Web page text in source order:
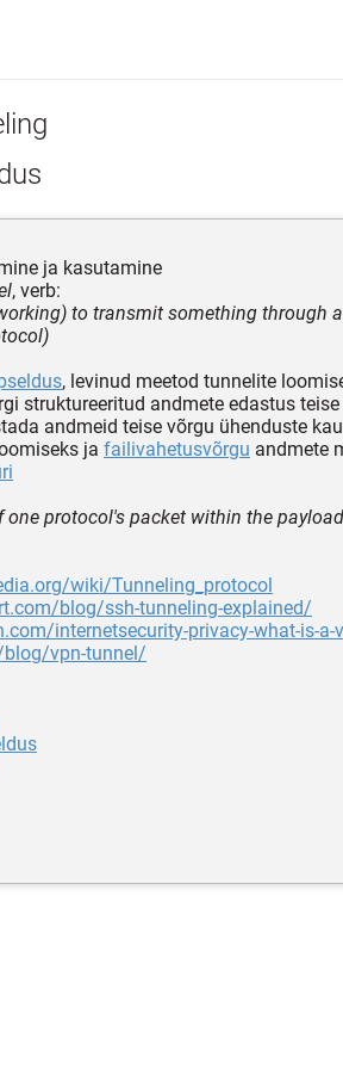
ja kasutamine
, verb:
to transmit something through
, levinud meetod tunnelite
struktureeritud andmete edastus
andmeid teise võrgu ühenduste
ja failivahetusvõrgu andmete
protocol's packet within the
wiki/Tunneling_protocol
blog/ssh-tunneling-explained/
internetsecurity-privacy-what-is-a-
vpn-tunnel/